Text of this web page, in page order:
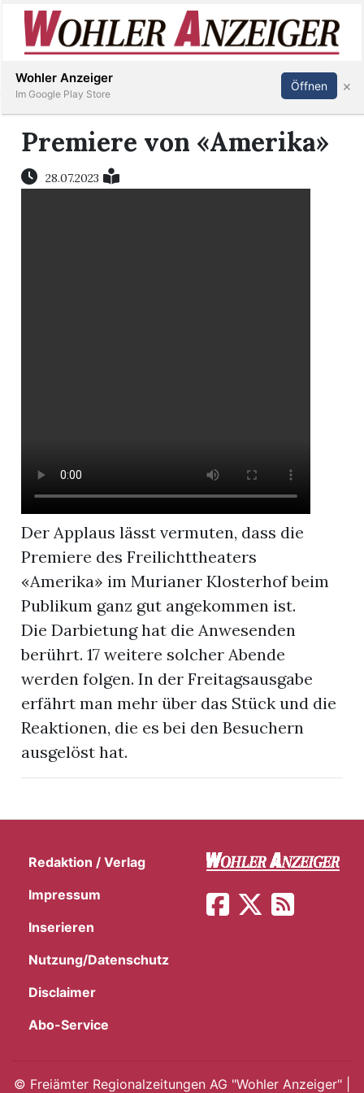
Inserieren Abonnieren Anmelden
Premiere von «Amerika»
28.07.2023
Der Applaus lässt vermuten, dass die
Premiere des Freilichttheaters
«Amerika» im Murianer Klosterhof beim
Publikum ganz gut angekommen ist.
Die Darbietung hat die Anwesenden
berührt. 17 weitere solcher Abende
werden folgen. In der Freitagsausgabe
erfährt man mehr über das Stück und die
Reaktionen, die es bei den Besuchern
ausgelöst hat.
Redaktion / Verlag
Impressum
Inserieren
Nutzung/Datenschutz
Disclaimer
Abo-Service
© Freiämter Regionalzeitungen AG "Wohler Anzeiger" |
Wohler Anzeiger
Im Google Play Store
Öffnen ×